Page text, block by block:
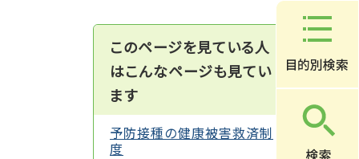
このページを見ている人
はこんなページも見てい
ます
予防接種の健康被害救済制
度